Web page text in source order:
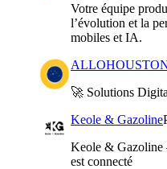
Votre équipe
l’évolution et la
mobiles et IA.
🚀 Solutions
Keole & Gazoline
Keole & Gazoline
est connecté